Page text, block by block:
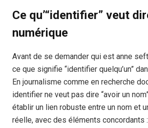
Ce qu’“identifier” veut
numérique
Avant de se demander qui est anne
ce que signifie “identifier quelqu’un”
En journalisme comme en recherche
identifier ne veut pas dire “avoir un
établir un lien robuste entre un nom et
réelle, avec des éléments concordants